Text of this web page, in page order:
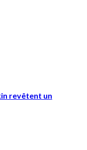
revêtent un